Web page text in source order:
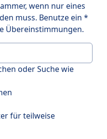
wenn nur eines
muss. Benutze ein *
Übereinstimmungen.
oder Suche wie
für teilweise